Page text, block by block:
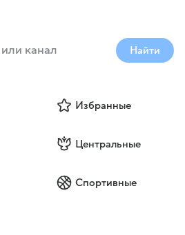
Найти
Избранные
Центральные
Спортивные